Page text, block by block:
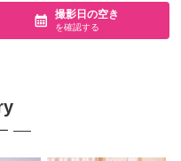
撮影日の空き
を確認する